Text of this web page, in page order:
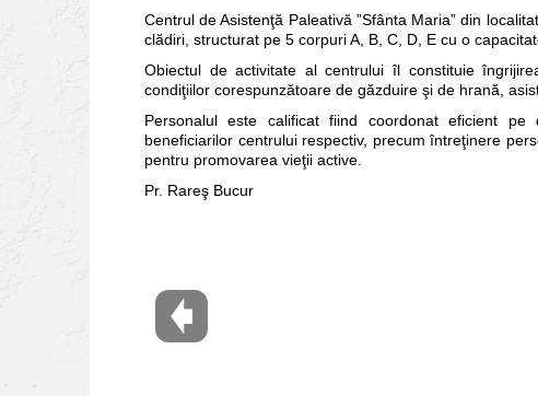
Centrul de Asistenţă Paleativă ”Sfânta Maria” din
clădiri, structurat pe 5 corpuri A, B, C, D, E cu o
Obiectul de activitate al centrului îl constituie
condiţiilor corespunzătoare de găzduire şi de hrană,
Personalul este calificat fiind coordonat eficient
beneficiarilor centrului respectiv, precum întreţinere
pentru promovarea vieţii active.
Pr. Rareş Bucur